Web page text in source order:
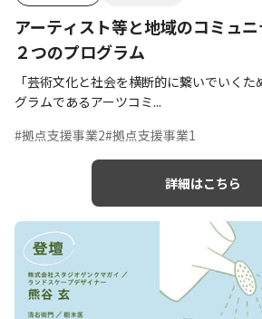
アーティスト等と地域のコミュ
２つのプログラム
「芸術文化と社会を横断的に繋いでいく
グラムであるアーツコミ...
#拠点支援事業2#拠点支援事業1
詳細はこちら